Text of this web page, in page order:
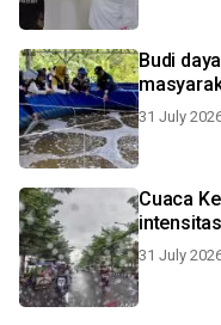
Budi
31 July
Cuaca
31 July